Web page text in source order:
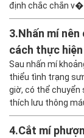
định chắc chắn v�
3.Nhấn mí
cách thực
Sau nhấn mí
thiểu tình trạng
giờ, có thể chuyển
thích lưu thông
4.Cắt mí